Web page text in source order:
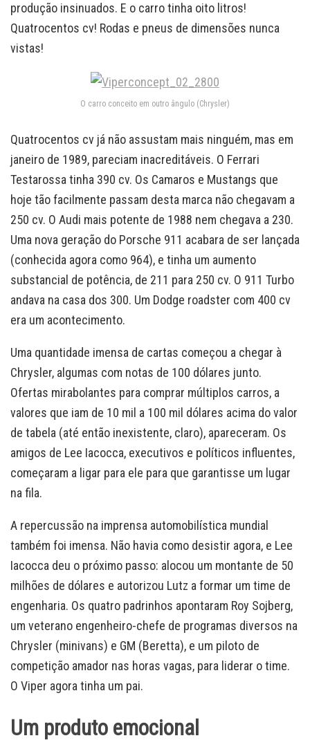
produção insinuados. E o carro tinha oito litros!
Quatrocentos cv! Rodas e pneus de dimensões nunca
vistas!
O carro conceito em outro ângulo (Chrysler)
Quatrocentos cv já não assustam mais ninguém, mas em
janeiro de 1989, pareciam inacreditáveis. O Ferrari
Testarossa tinha 390 cv. Os Camaros e Mustangs que
hoje tão facilmente passam desta marca não chegavam a
250 cv. O Audi mais potente de 1988 nem chegava a 230.
Uma nova geração do Porsche 911 acabara de ser lançada
(conhecida agora como 964), e tinha um aumento
substancial de potência, de 211 para 250 cv. O 911 Turbo
andava na casa dos 300. Um Dodge roadster com 400 cv
era um acontecimento.
Uma quantidade imensa de cartas começou a chegar à
Chrysler, algumas com notas de 100 dólares junto.
Ofertas mirabolantes para comprar múltiplos carros, a
valores que iam de 10 mil a 100 mil dólares acima do valor
de tabela (até então inexistente, claro), apareceram. Os
amigos de Lee Iacocca, executivos e políticos influentes,
começaram a ligar para ele para que garantisse um lugar
na fila.
A repercussão na imprensa automobilística mundial
também foi imensa. Não havia como desistir agora, e Lee
Iacocca deu o próximo passo: alocou um montante de 50
milhões de dólares e autorizou Lutz a formar um time de
engenharia. Os quatro padrinhos apontaram Roy Sojberg,
um veterano engenheiro-chefe de programas diversos na
Chrysler (minivans) e GM (Beretta), e um piloto de
competição amador nas horas vagas, para liderar o time.
O Viper agora tinha um pai.
Um produto emocional